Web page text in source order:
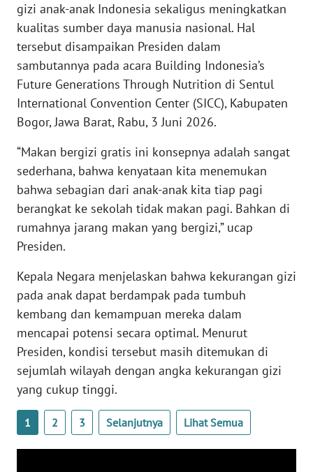
gizi anak-anak Indonesia sekaligus meningkatkan
kualitas sumber daya manusia nasional. Hal
tersebut disampaikan Presiden dalam
sambutannya pada acara Building Indonesia’s
Future Generations Through Nutrition di Sentul
International Convention Center (SICC), Kabupaten
Bogor, Jawa Barat, Rabu, 3 Juni 2026.
“Makan bergizi gratis ini konsepnya adalah sangat
sederhana, bahwa kenyataan kita menemukan
bahwa sebagian dari anak-anak kita tiap pagi
berangkat ke sekolah tidak makan pagi. Bahkan di
rumahnya jarang makan yang bergizi,” ucap
Presiden.
Kepala Negara menjelaskan bahwa kekurangan gizi
pada anak dapat berdampak pada tumbuh
kembang dan kemampuan mereka dalam
mencapai potensi secara optimal. Menurut
Presiden, kondisi tersebut masih ditemukan di
sejumlah wilayah dengan angka kekurangan gizi
yang cukup tinggi.
1 2 3 Selanjutnya Lihat Semua
WN
JABAR
WN
BANTEN
WN
WN
KEPRI
WN
PAPUA
WN
PAPUA
BARAT
WN
WN
SERAMBI
WN